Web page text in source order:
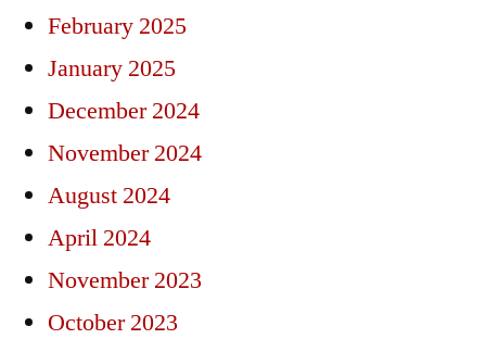
February 2025
January 2025
December 2024
November 2024
August 2024
April 2024
November 2023
October 2023